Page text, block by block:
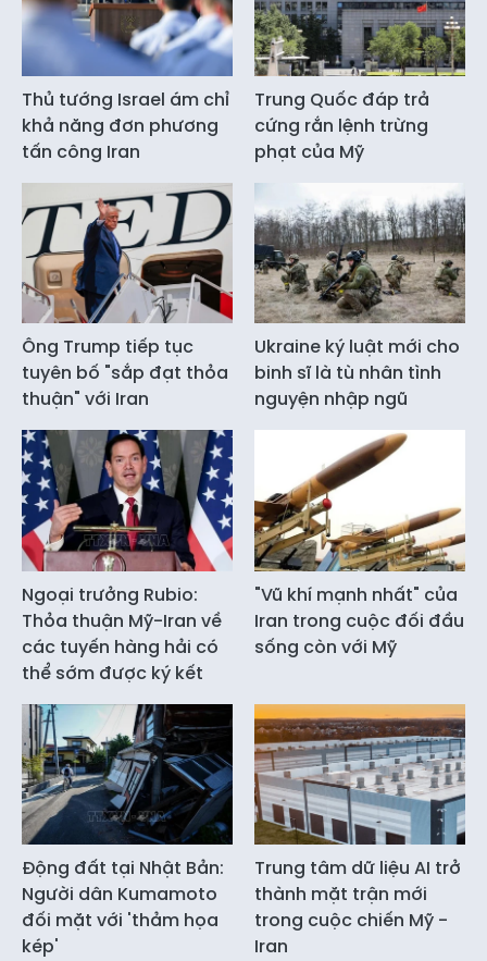
Thủ tướng Israel ám chỉ
khả năng đơn phương
tấn công Iran
Trung Quốc đáp trả
cứng rắn lệnh trừng
phạt của Mỹ
Ông Trump tiếp tục
tuyên bố "sắp đạt thỏa
thuận" với Iran
Ukraine ký luật mới cho
binh sĩ là tù nhân tình
nguyện nhập ngũ
Ngoại trưởng Rubio:
Thỏa thuận Mỹ-Iran về
các tuyến hàng hải có
thể sớm được ký kết
"Vũ khí mạnh nhất" của
Iran trong cuộc đối đầu
sống còn với Mỹ
Động đất tại Nhật Bản:
Người dân Kumamoto
đối mặt với 'thảm họa
kép'
Trung tâm dữ liệu AI trở
thành mặt trận mới
trong cuộc chiến Mỹ -
Iran